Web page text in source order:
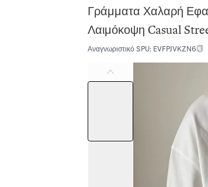
Γράμματα Χαλαρή
Λαιμόκοψη Casual
Αναγνωριστικό SPU: EVFPJVKZN6